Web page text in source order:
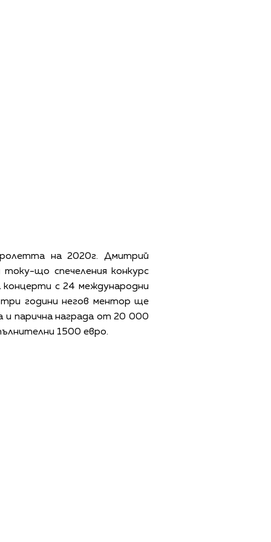
на 2020г. Дмитрий
що спечеления конкурс
с 24 международни
три години негов ментор ще
и парична награда от 20 000
1500 евро.